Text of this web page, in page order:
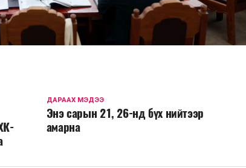
ДАРААХ МЭДЭЭ
Энэ сарын 21, 26-нд бүх нийтээр
амарна